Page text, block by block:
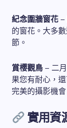
紀念圍牆窗花 –
的窗花。大多
節。
賞櫻觀鳥 – 二
果您有耐心，
完美的攝影機會
實用資